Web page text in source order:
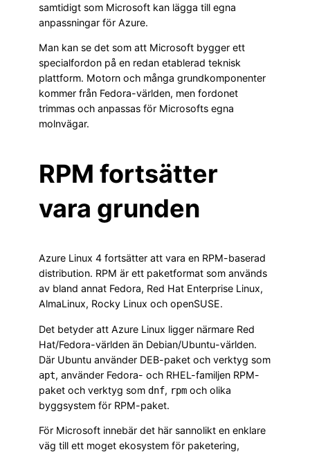
samtidigt som Microsoft kan lägga till egna
anpassningar för Azure.
Man kan se det som att Microsoft bygger ett
specialfordon på en redan etablerad teknisk
plattform. Motorn och många grundkomponenter
kommer från Fedora-världen, men fordonet
trimmas och anpassas för Microsofts egna
molnvägar.
RPM fortsätter
vara grunden
Azure Linux 4 fortsätter att vara en RPM-baserad
distribution. RPM är ett paketformat som används
av bland annat Fedora, Red Hat Enterprise Linux,
AlmaLinux, Rocky Linux och openSUSE.
Det betyder att Azure Linux ligger närmare Red
Hat/Fedora-världen än Debian/Ubuntu-världen.
Där Ubuntu använder DEB-paket och verktyg som
apt, använder Fedora- och RHEL-familjen RPM-
paket och verktyg som dnf, rpm och olika
byggsystem för RPM-paket.
För Microsoft innebär det här sannolikt en enklare
väg till ett moget ekosystem för paketering,